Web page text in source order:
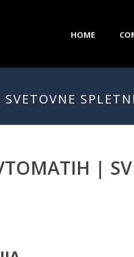
HOME
|